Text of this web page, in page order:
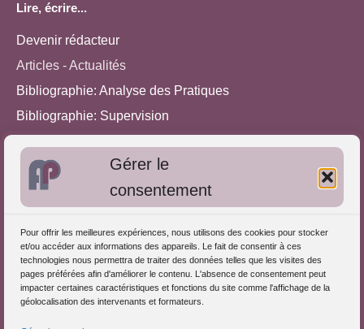
Gérer le
consentement
Pour offrir les meilleures expériences, nous utilisons des cookies pour stocker
et/ou accéder aux informations des appareils. Le fait de consentir à ces
technologies nous permettra de traiter des données telles que les visites des
pages préférées afin d'améliorer le contenu. L'absence de consentement peut
impacter certaines caractéristiques et fonctions du site comme l'affichage de la
géolocalisation des intervenants et formateurs.
Lire, écrire...
Devenir rédacteur
Articles - Actualités
Bibliographie: Analyse des Pratiques
Bibliographie: Supervision
Approches de l'Analyse des pratiques
S'inscrire dans l'Annuaire
Publiez vos formations
Charte déontologique